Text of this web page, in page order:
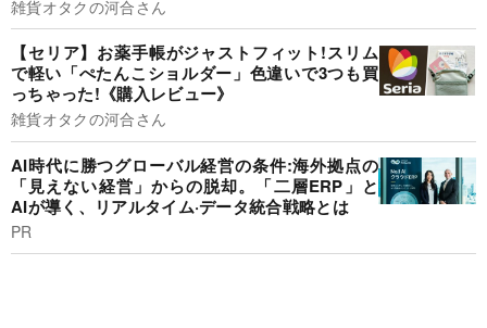
雑貨オタクの河合さん
【セリア】お薬手帳がジャストフィット!スリム
で軽い「ぺたんこショルダー」色違いで3つも買
っちゃった!《購入レビュー》
雑貨オタクの河合さん
AI時代に勝つグローバル経営の条件:海外拠点の
「見えない経営」からの脱却。「二層ERP」と
AIが導く、リアルタイム·データ統合戦略とは
PR